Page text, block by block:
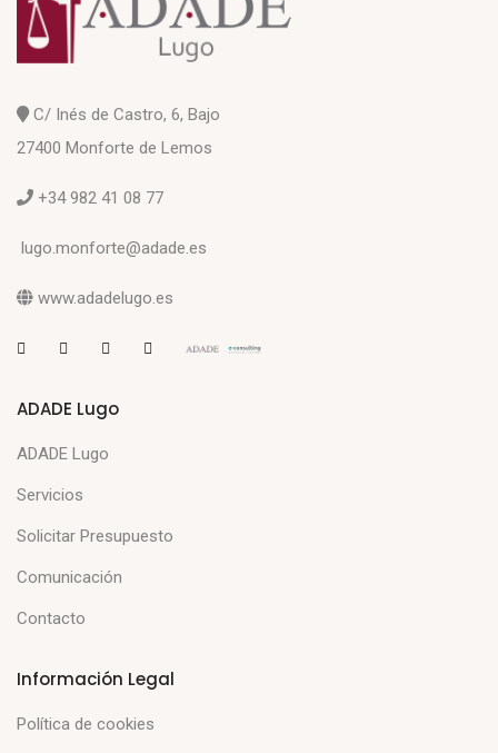
C/ Inés de Castro, 6, Bajo
27400 Monforte de Lemos
+34 982 41 08 77
lugo.monforte@adade.es
www.adadelugo.es
ADADE Lugo
ADADE Lugo
Servicios
Solicitar Presupuesto
Comunicación
Contacto
Información Legal
Política de cookies